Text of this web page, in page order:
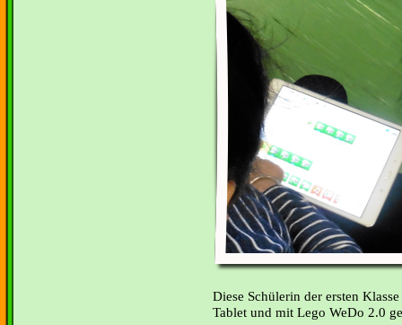
Diese Schülerin der ersten
Tablet und mit Lego WeDo 2.0